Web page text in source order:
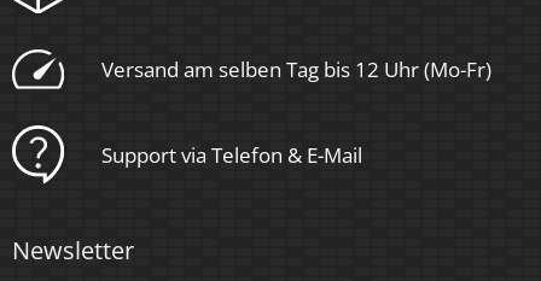
Rund
Schaltzyklen
> 15.000
< 1,00 Sek.
Versand am selben Tag bis 12 Uhr (Mo-Fr)
Support via Telefon & E-Mail
Newsletter